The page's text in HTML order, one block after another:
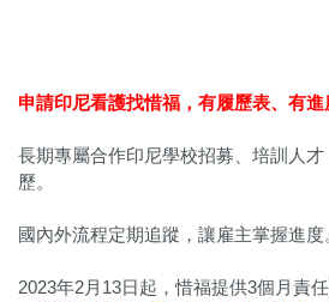
申請印尼看護找惜福， 有履歷表、有進
長期專屬合作印尼學校招募、培訓人
歷。
國內外流程定期追蹤，讓雇主掌握進度
2023年2月13日起，惜福提供3個月責